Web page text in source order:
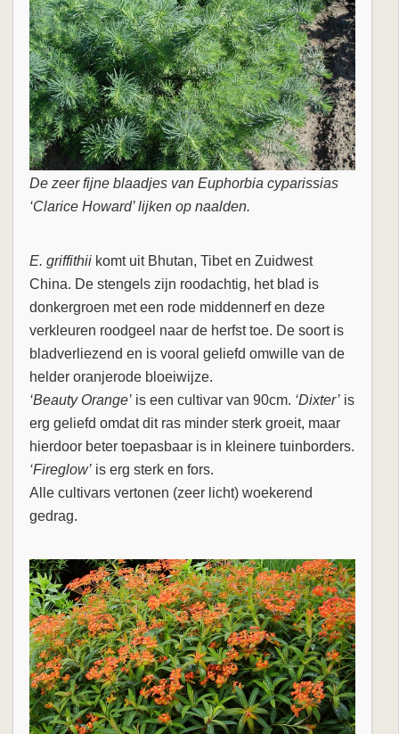
De zeer fijne blaadjes van Euphorbia cyparissias
‘Clarice Howard’ lijken op naalden.
E. griffithii komt uit Bhutan, Tibet en Zuidwest
China. De stengels zijn roodachtig, het blad is
donkergroen met een rode middennerf en deze
verkleuren roodgeel naar de herfst toe. De soort is
bladverliezend en is vooral geliefd omwille van de
helder oranjerode bloeiwijze.
‘Beauty Orange’ is een cultivar van 90cm. ‘Dixter’ is
erg geliefd omdat dit ras minder sterk groeit, maar
hierdoor beter toepasbaar is in kleinere tuinborders.
‘Fireglow’ is erg sterk en fors.
Alle cultivars vertonen (zeer licht) woekerend
gedrag.